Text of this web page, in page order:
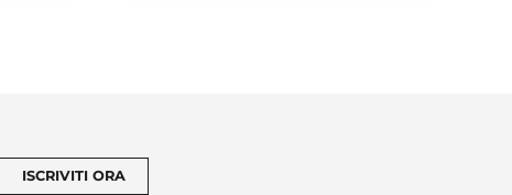
ISCRIVITI ORA